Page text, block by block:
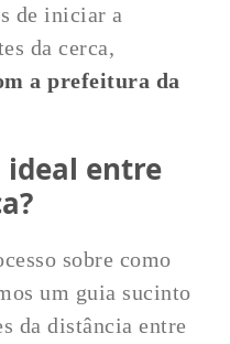
de iniciar a
da cerca,
a prefeitura da
ideal entre
sobre como
um guia sucinto
da distância entre